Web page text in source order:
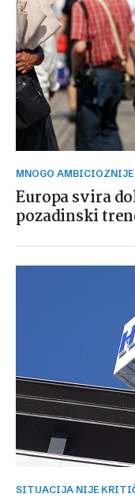
MNOGO AMBICIOZNIJE
Europa svira
pozadinski
SITUACIJA NIJE